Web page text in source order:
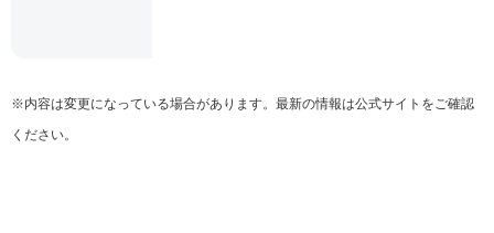
※内容は変更になっている場合があります。最新の情報は公式サイトをご確認
ください。